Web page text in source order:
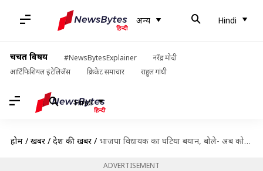
अन्य Hindi
चर्चित विषय #NewsBytesExplainer
नरेंद्र मोदी
आर्टिफिशियल इंटेलिजेंस
क्रिकेट समाचार राहुल गांधी
Hindi
होम / खबरें / देश की खबरें / भाजपा विधायक का घटिया बयान, बोले- अब कोई भी गोरी कश्मीरी लड़की से शादी कर सकेगा
ADVERTISEMENT